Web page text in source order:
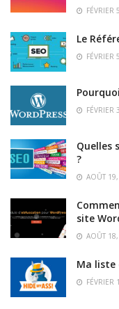
FÉVRIER
Le
FÉVRIER
FÉVRIER
Quelles
?
AOÛT
site
AOÛT
Ma liste
FÉVRIER